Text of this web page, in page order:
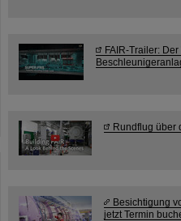
FAIR-Trailer:
Rundflug über
Besichtigung
jetzt Termin